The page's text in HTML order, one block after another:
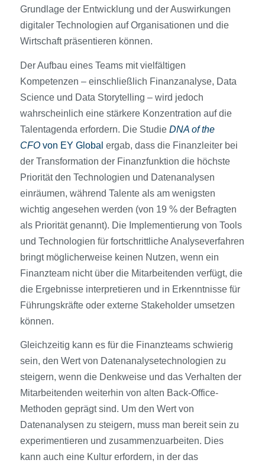
Grundlage der Entwicklung und der Auswirkungen
digitaler Technologien auf Organisationen und die
Wirtschaft präsentieren können.
Der Aufbau eines Teams mit vielfältigen
Kompetenzen – einschließlich Finanzanalyse, Data
Science und Data Storytelling – wird jedoch
wahrscheinlich eine stärkere Konzentration auf die
Talentagenda erfordern. Die Studie DNA of the
CFOvon EY Global ergab, dass die Finanzleiter bei
der Transformation der Finanzfunktion die höchste
Priorität den Technologien und Datenanalysen
einräumen, während Talente als am wenigsten
wichtig angesehen werden (von 19 % der Befragten
als Priorität genannt). Die Implementierung von Tools
und Technologien für fortschrittliche Analyseverfahren
bringt möglicherweise keinen Nutzen, wenn ein
Finanzteam nicht über die Mitarbeitenden verfügt, die
die Ergebnisse interpretieren und in Erkenntnisse für
Führungskräfte oder externe Stakeholder umsetzen
können.
Gleichzeitig kann es für die Finanzteams schwierig
sein, den Wert von Datenanalysetechnologien zu
steigern, wenn die Denkweise und das Verhalten der
Mitarbeitenden weiterhin von alten Back-Office-
Methoden geprägt sind. Um den Wert von
Datenanalysen zu steigern, muss man bereit sein zu
experimentieren und zusammenzuarbeiten. Dies
kann auch eine Kultur erfordern, in der das